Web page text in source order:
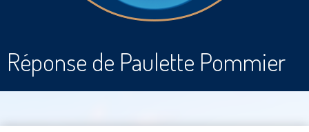
Réponse de Paulette Pommier